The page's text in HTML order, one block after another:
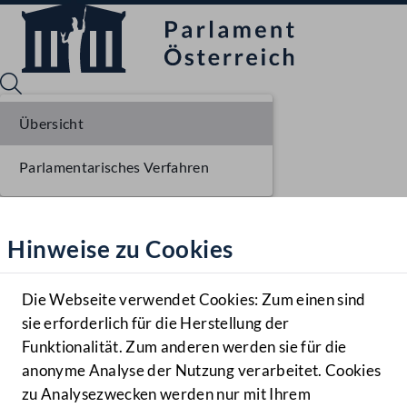
Hilfe
Benutzer
Navigationsmenü öffnen
MENÜ
Hinweise zu Cookies
Die Webseite verwendet Cookies: Zum einen sind
sie erforderlich für die Herstellung der
Funktionalität. Zum anderen werden sie für die
anonyme Analyse der Nutzung verarbeitet. Cookies
zu Analysezwecken werden nur mit Ihrem
Übersicht
Parlamentarisches Verfahren